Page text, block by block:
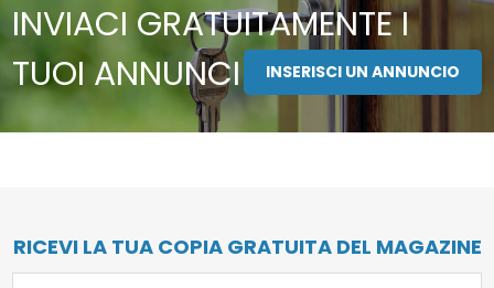
INVIACI GRATUITAMENTE I
TUOI ANNUNCI
INSERISCI UN ANNUNCIO
RICEVI LA TUA COPIA GRATUITA DEL MAGAZINE